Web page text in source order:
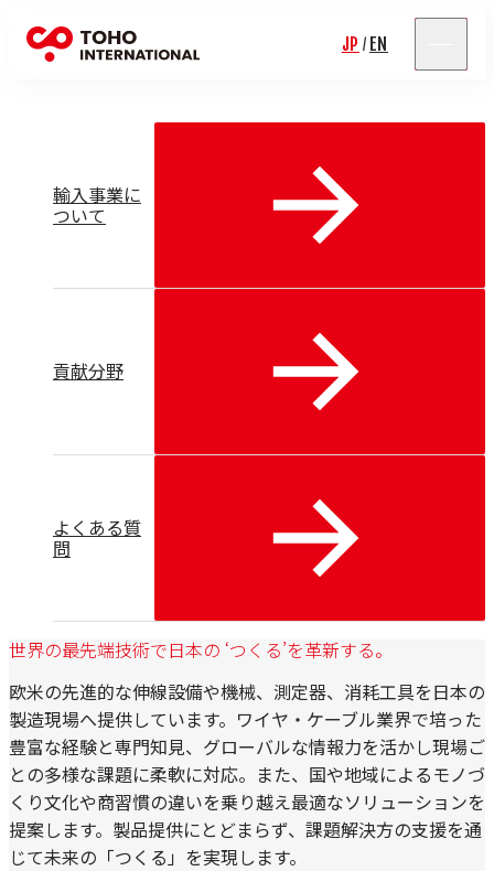
JP / EN
輸入事業
輸入事業に
ついて
貢献分野
よくある質
問
世界の最先端技術で日本の ‘つくる’を革新する。
欧米の先進的な伸線設備や機械、測定器、消耗工具を日本の
製造現場へ提供しています。ワイヤ・ケーブル業界で培った
豊富な経験と専門知見、グローバルな情報力を活かし現場ご
との多様な課題に柔軟に対応。また、国や地域によるモノづ
くり文化や商習慣の違いを乗り越え最適なソリューションを
提案します。製品提供にとどまらず、課題解決方の支援を通
じて未来の「つくる」を実現します。